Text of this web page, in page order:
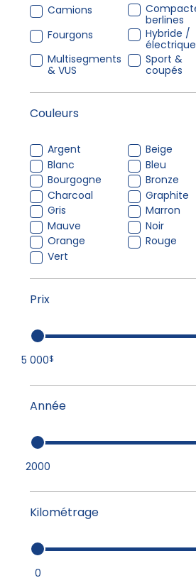
Camions
berlines
Fourgons
Hybride /
électrique
Multisegments
& VUS
Sport &
coupés
Couleurs
Argent
Beige
Blanc
Bleu
Bourgogne
Bronze
Charcoal
Graphite
Gris
Marron
Mauve
Noir
Orange
Rouge
Vert
Prix
5 000$
Année
2000
Kilométrage
0